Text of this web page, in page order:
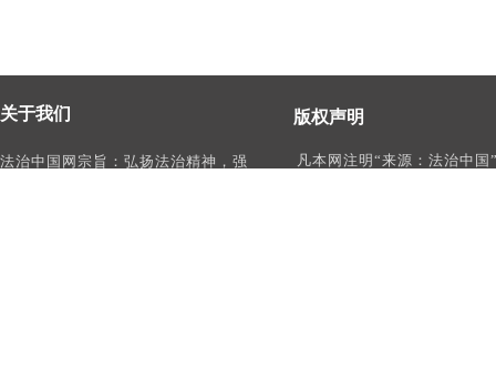
版权声明
凡本网注明“来源：法治中国
关于我们
法治中国网宗旨：弘扬法治精神，强